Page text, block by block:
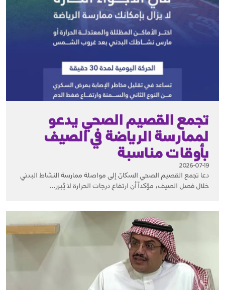
تجمع القصيم الصحي يدعو
لممارسة الرياضة في الصيف
بأوقات مناسبة
2026-07-19
دعا تجمع القصيم الصحي السكانَ إلى مواصلة ممارسة النشاط البدني
خلال فصل الصيف، مؤكداً أن ارتفاع درجات الحرارة لا يُبرر...